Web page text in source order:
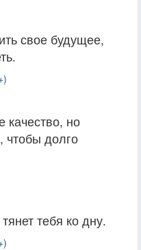
свое будущее,
качество, но
чтобы долго
тебя ко дну.